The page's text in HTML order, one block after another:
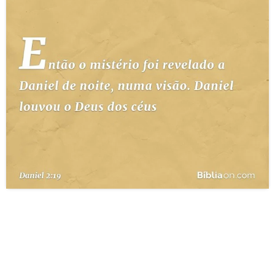
ESTUDOS BÍBLICOS
ESBOÇOS DE PREGAÇÃO
PERGUNTE À BÍBLIA
TERMO BÍBLICO